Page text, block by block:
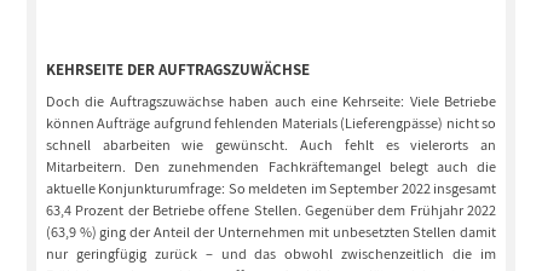
KEHRSEITE DER AUFTRAGSZUWÄCHSE
Doch die Auftragszuwächse haben auch eine Kehrseite: Viele Betriebe
können Aufträge aufgrund fehlenden Materials (Lieferengpässe) nicht so
schnell abarbeiten wie gewünscht. Auch fehlt es vielerorts an
Mitarbeitern. Den zunehmenden Fachkräftemangel belegt auch die
aktuelle Konjunkturumfrage: So meldeten im September 2022 insgesamt
63,4 Prozent der Betriebe offene Stellen. Gegenüber dem Frühjahr 2022
(63,9 %) ging der Anteil der Unternehmen mit unbesetzten Stellen damit
nur geringfügig zurück – und das obwohl zwischenzeitlich die im